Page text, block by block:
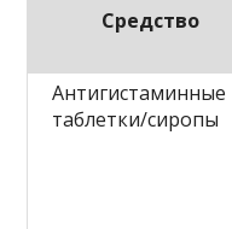
Средство
Антигистаминные
таблетки/сиропы